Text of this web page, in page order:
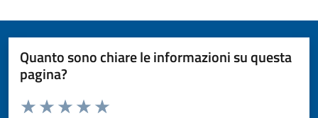
Quanto sono chiare le informazioni su questa
pagina?
Valuta da 1 a 5 stelle la pagina